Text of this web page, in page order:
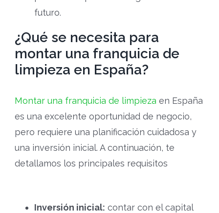
futuro.
¿Qué se necesita para
montar una franquicia de
limpieza en España?
Montar una franquicia de limpieza en España
es una excelente oportunidad de negocio,
pero requiere una planificación cuidadosa y
una inversión inicial. A continuación, te
detallamos los principales requisitos
Inversión inicial: contar con el capital